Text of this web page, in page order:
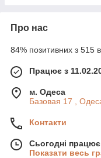
Про нас
84% позитивних з 515
Працює з
м. Одеса
Базовая 17 ,
Контакти
Сьогодні
Показати весь